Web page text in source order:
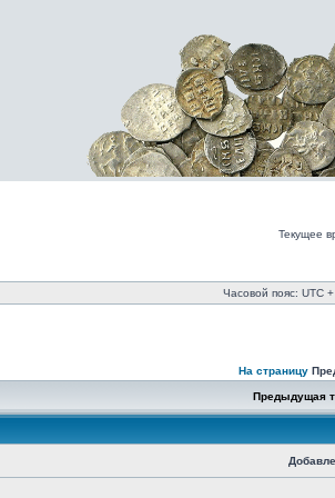
Текущее
Часовой пояс: UTC
На страницу
Предыдущая